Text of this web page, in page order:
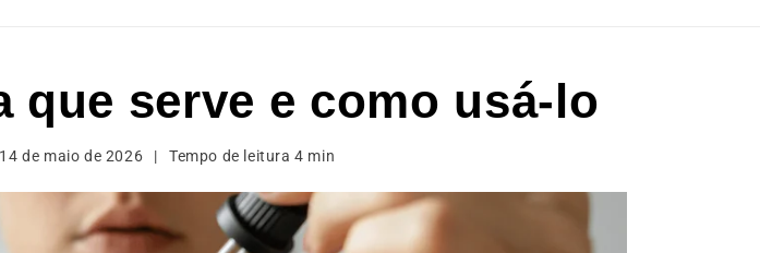
que serve e como usá-lo
14 de maio de 2026 | Tempo de leitura4 min